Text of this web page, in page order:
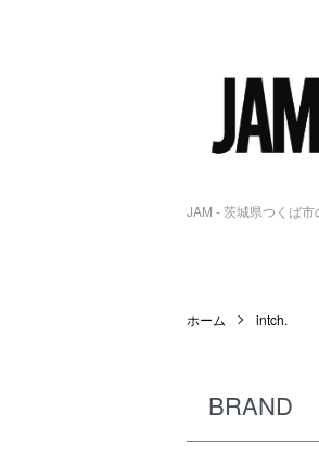
JAM - 茨城県つくば
ホーム intch.
BRAND